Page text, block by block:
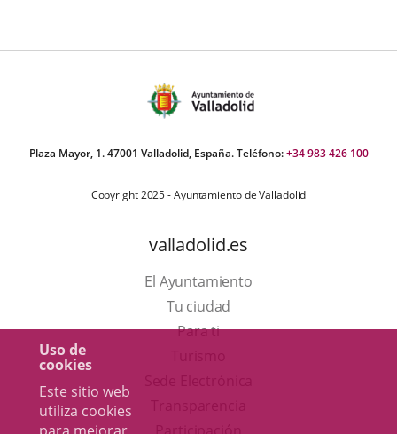
Uso de
cookies
Este sitio web
utiliza cookies
Plaza Mayor, 1. 47001 Valladolid, España. Teléfono:+34 983 426 100
Copyright 2025 - Ayuntamiento de Valladolid
valladolid.es
El Ayuntamiento
Tu ciudad
Para ti